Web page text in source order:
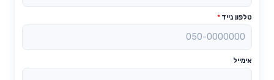
טלפון נייד *
אימייל